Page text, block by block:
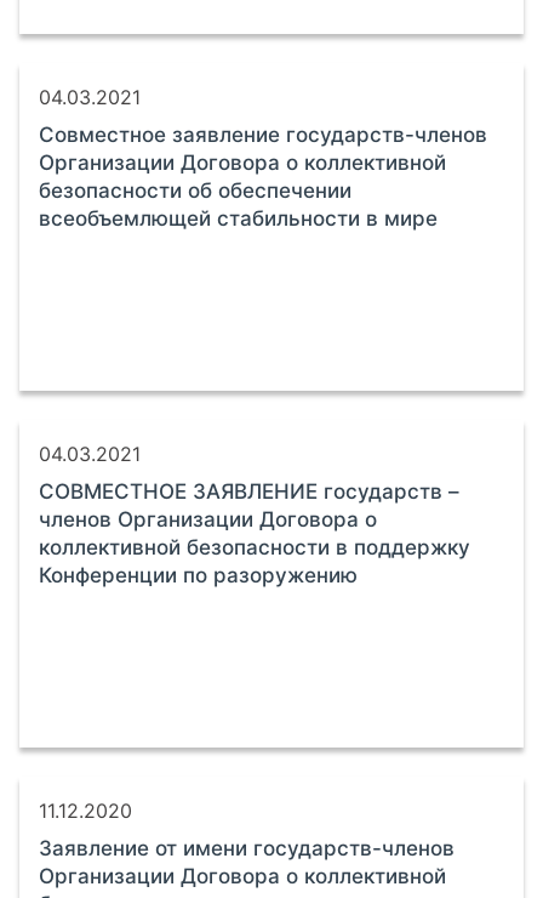
04.03.2021
Совместное заявление государств-членов
Организации Договора о коллективной
безопасности об обеспечении
всеобъемлющей стабильности в мире
04.03.2021
СОВМЕСТНОЕ ЗАЯВЛЕНИЕ государств –
членов Организации Договора о
коллективной безопасности в поддержку
Конференции по разоружению
11.12.2020
Заявление от имени государств-членов
Организации Договора о коллективной